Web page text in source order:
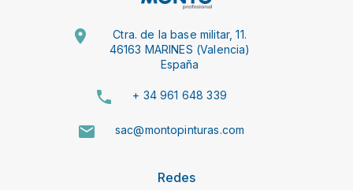
Ctra. de la base militar, 11.
46163 MARINES (Valencia)
España
+ 34 961 648 339
sac@montopinturas.com
Redes